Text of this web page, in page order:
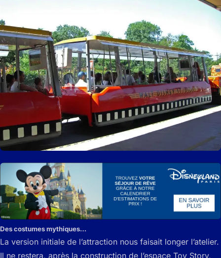
Des costumes mythiques…
La version initiale de l’attraction nous faisait longer l’atelier.
Il ne restera, après la construction de l’espace Toy Story,